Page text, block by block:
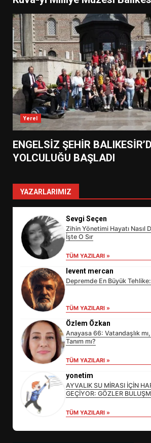
Yerel
ENGELSİZ ŞEHİR
YOLCULUĞU BAŞLADI
YAZARLARIMIZ
Sevgi Seçen
Zihin Yönetimi Hayatı Nasıl
İşte O Sır
TÜM YAZILARI »
levent mercan
Depremde En Büyük
TÜM YAZILARI »
Özlem Özkan
Anayasa 66: Vatandaşlık
Tanım mı?
TÜM YAZILARI »
yonetim
AYVALIK SU MİRASI İÇİN
GEÇİYOR: GÖZLER
TÜM YAZILARI »
DEĞİŞECEK?